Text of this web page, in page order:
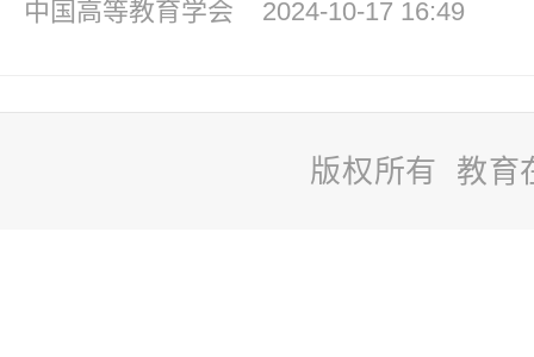
中国高等教育学会 2024-10-17 16:49
版权所有 教育